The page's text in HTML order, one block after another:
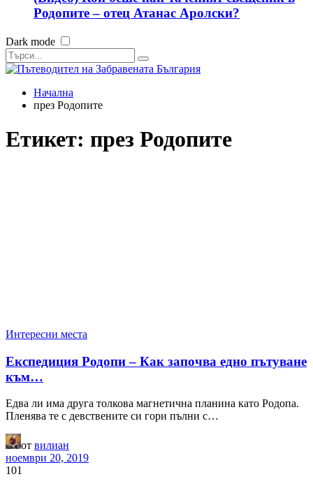
Родопите – отец Атанас Аролски?
Dark mode
Начална
през Родопите
Етикет: през Родопите
Интересни места
Експедиция Родопи – Как започва едно пътуване
към…
Едва ли има друга толкова магнетична планина като Родопа.
Пленява те с девствените си гори пълни с…
от вилиан
ноември 20, 2019
101